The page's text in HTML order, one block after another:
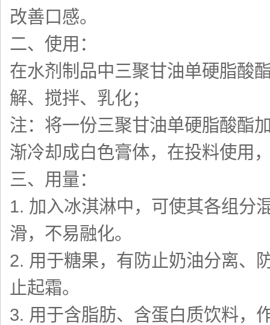
改善口感。
二、使用：
在水剂制品中三聚甘油单硬脂酸
解、搅拌、乳化；
注：将一份三聚甘油单硬脂酸酯
渐冷却成白色膏体，在投料使用
三、用量：
1. 加入冰淇淋中，可使其各组分
滑，不易融化。
2. 用于糖果，有防止奶油分离、
止起霜。
3. 用于含脂肪、含蛋白质饮料，